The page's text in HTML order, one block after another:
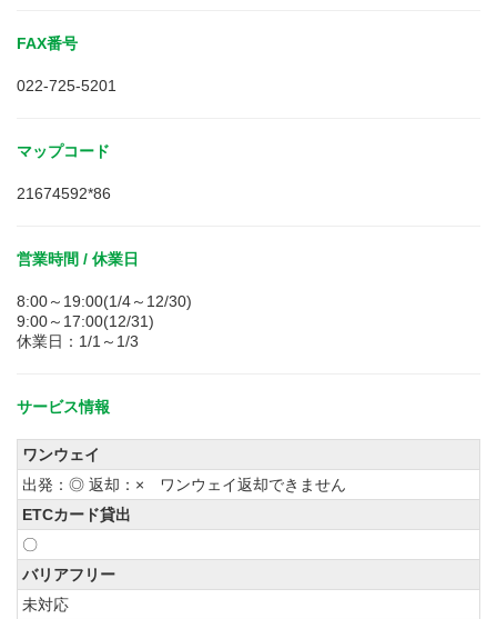
FAX番号
022-725-5201
マップコード
21674592*86
営業時間 / 休業日
8:00～19:00(1/4～12/30)
9:00～17:00(12/31)
休業日：1/1～1/3
サービス情報
ワンウェイ
出発：◎ 返却：× ワンウェイ返却できません
ETCカード貸出
〇
バリアフリー
未対応